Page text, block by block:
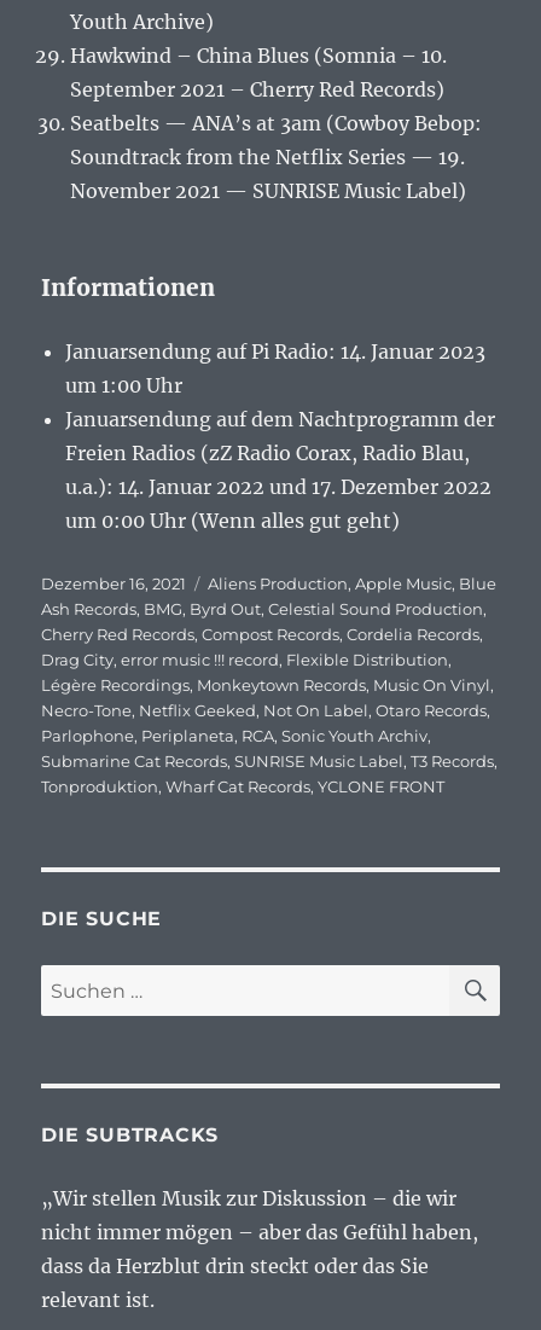
Youth Archive)
Hawkwind – China Blues (Somnia – 10.
September 2021 – Cherry Red Records)
Seatbelts — ANA’s at 3am (Cowboy Bebop:
Soundtrack from the Netflix Series — 19.
November 2021 — SUNRISE Music Label)
Informationen
Januarsendung auf Pi Radio: 14. Januar 2023
um 1:00 Uhr
Januarsendung auf dem Nachtprogramm der
Freien Radios (zZ Radio Corax, Radio Blau,
u.a.): 14. Januar 2022 und 17. Dezember 2022
um 0:00 Uhr (Wenn alles gut geht)
Veröffentlicht
am
Dezember 16, 2021 Schlagwörter
Aliens Production,Apple Music, Blue
Ash Records, BMG, Byrd Out,Celestial Sound Production,
Cherry Red Records,Compost Records,Cordelia Records,
Drag City,error music !!! record, Flexible Distribution,
Légère Recordings, Monkeytown Records, Music On Vinyl,
Necro-Tone, Netflix Geeked, Not On Label,Otaro Records,
Parlophone, Periplaneta, RCA,Sonic Youth Archiv,
Submarine Cat Records,SUNRISE Music Label,T3 Records,
Tonproduktion,Wharf Cat Records,YCLONE FRONT
DIE SUCHE
Suchen
nach:
DIE SUBTRACKS
„Wir stellen Musik zur Diskussion – die wir
nicht immer mögen – aber das Gefühl haben,
dass da Herzblut drin steckt oder das Sie
relevant ist.